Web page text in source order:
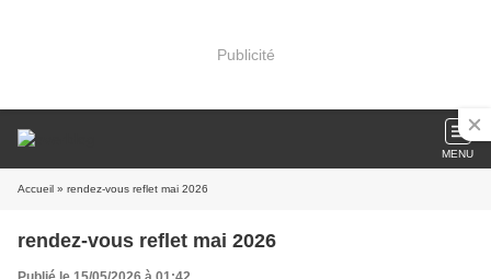
Publicité
MENU
Accueil » rendez-vous reflet mai 2026
rendez-vous reflet mai 2026